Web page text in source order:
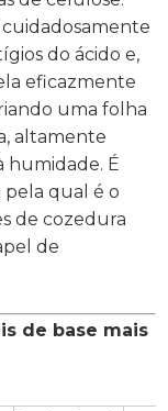
do ácido e,
eficazmente
uma folha
altamente
humidade. É
pela qual é o
de cozedura
de
de base mais